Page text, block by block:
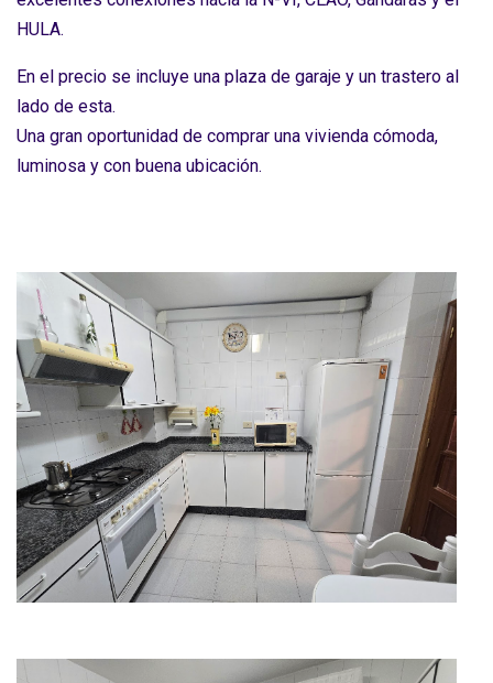
HULA.
En el precio se incluye una plaza de garaje y un trastero al
lado de esta.
Una gran oportunidad de comprar una vivienda cómoda,
luminosa y con buena ubicación.